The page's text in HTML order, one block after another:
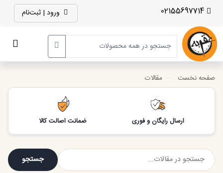
ورود | ثبت‌نام
صفحه نخست مقالات
ارسال رایگان و فوری ضمانت اصالت کالا
جستجو